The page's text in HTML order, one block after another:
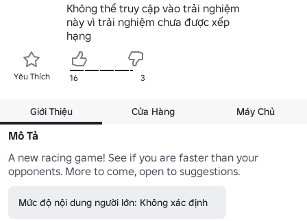
Không thể truy cập vào trải nghiệm
này vì trải nghiệm chưa được xếp
hạng
Yêu Thích 16 3
Giới Thiệu Cửa Hàng Máy Chủ
Mô Tả
A new racing game! See if you are faster than your
opponents. More to come, open to suggestions.
Mức độ nội dung người lớn: Không xác định